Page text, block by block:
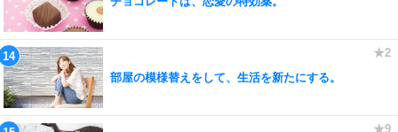
部屋の模様替えをして、生活を新たにする。